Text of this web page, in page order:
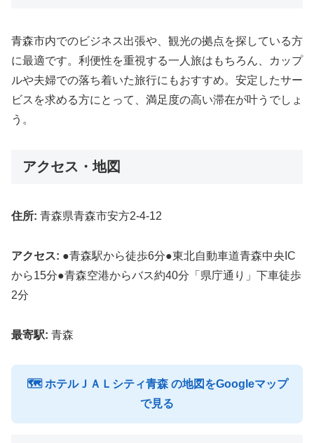
青森市内でのビジネス出張や、観光の拠点を探している方
に最適です。利便性を重視する一人旅はもちろん、カップ
ルや夫婦での落ち着いた旅行にもおすすめ。安定したサー
ビスを求める方にとって、満足度の高い滞在が叶うでしょ
う。
アクセス・地図
住所: 青森県青森市安方2-4-12
アクセス: ●青森駅から徒歩6分●東北自動車道青森中央IC
から15分●青森空港からバス約40分「県庁通り」下車徒歩
2分
最寄駅: 青森
🗺 ホテルＪＡＬシティ青森 の地図をGoogleマップ
で見る